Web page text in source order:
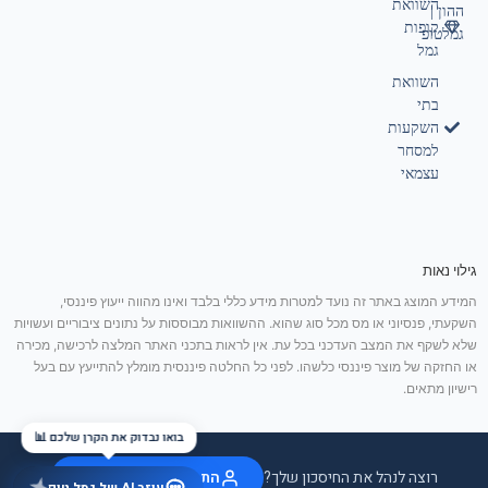
השוואת
קופות
גמל
השוואת
בתי
השקעות
למסחר
עצמאי
ההון |
גמלטופ
גילוי נאות
המידע המוצג באתר זה נועד למטרות מידע כללי בלבד ואינו מהווה ייעוץ פיננסי,
השקעתי, פנסיוני או מס מכל סוג שהוא. ההשוואות מבוססות על נתונים ציבוריים ועשויות
שלא לשקף את המצב העדכני בכל עת. אין לראות בתכני האתר המלצה לרכישה, מכירה
או החזקה של מוצר פיננסי כלשהו. לפני כל החלטה פיננסית מומלץ להתייעץ עם בעל
רישיון מתאים.
רוצה לנהל את החיסכון שלך? התחבר / הצטרף בחינם
בואו נבדוק את הקרן שלכם 📊